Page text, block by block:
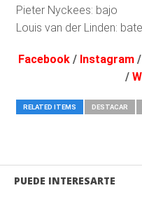
Pieter Nyckees: bajo
Louis van der Linden:
Facebook/ Instagram/
/
RELATED ITEMS DESTACAR
PUEDE INTERESARTE